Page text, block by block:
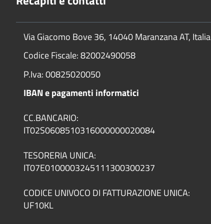
Via Giacomo Bove 36, 14040 Maranzana AT, Italia
Codice Fiscale: 82002490058
P.Iva: 00825020050
IBAN e pagamenti informatici
CC.BANCARIO:
IT02S0608510316000000020084
TESORERIA UNICA:
IT07E0100003245111300300237
CODICE UNIVOCO DI FATTURAZIONE UNICA:
UF10KL